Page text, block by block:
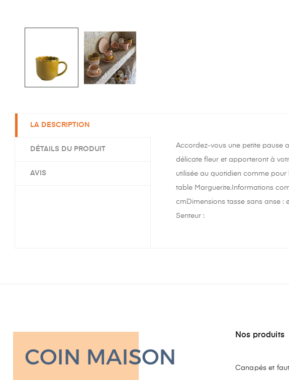
LA DESCRIPTION
DÉTAILS DU PRODUIT
AVIS
Accordez-vous une petite pause
délicate fleur et apporteront à
utilisée au quotidien comme
table Marguerite.Informations
cmDimensions tasse sans anse :
Senteur :
Nos produits
Canapés et